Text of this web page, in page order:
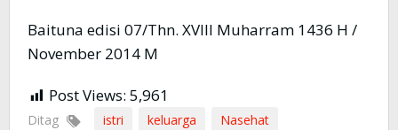
Baituna edisi 07/Thn. XVIII Muharram 1436 H /
November 2014 M
Post Views: 5,961
Ditag istri keluarga Nasehat